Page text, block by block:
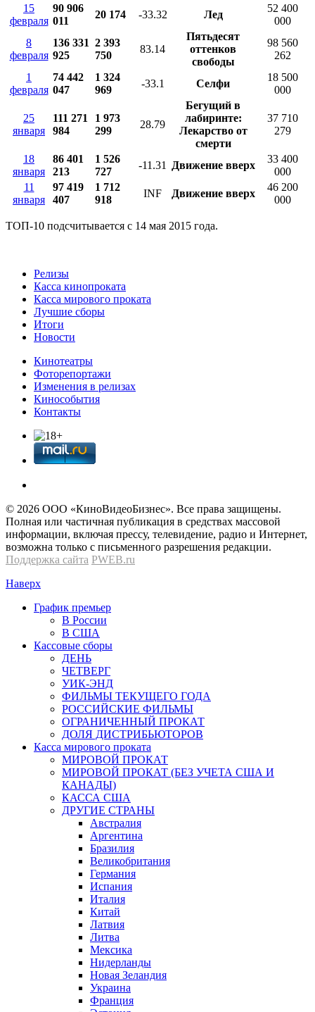
15
февраля
90 906
011
20 174 -33.32 Лед
52 400
000
8
февраля
136 331
925
2 393
750
83.14
Пятьдесят
оттенков
свободы
98 560
262
1
февраля
74 442
047
1 324
969
-33.1 Селфи
18 500
000
25
января
111 271
984
1 973
299
28.79
Бегущий в
лабиринте:
Лекарство от
смерти
37 710
279
18
января
86 401
213
1 526
727
-11.31 Движение вверх
33 400
000
11
января
97 419
407
1 712
918
INF Движение вверх
46 200
000
ТОП-10 подсчитывается с 14 мая 2015 года.
Релизы
Касса кинопроката
Касса мирового проката
Лучшие сборы
Итоги
Новости
Кинотеатры
Фоторепортажи
Изменения в релизах
Кинособытия
Контакты
© 2026 OOО «КиноВидеоБизнес». Все права защищены.
Полная или частичная публикация в средствах массовой
информации, включая прессу, телевидение, радио и Интернет,
возможна только с письменного разрешения редакции.
Поддержка сайта PWEB.ru
Наверх
График премьер
В России
В США
Кассовые сборы
ДЕНЬ
ЧЕТВЕРГ
УИК-ЭНД
ФИЛЬМЫ ТЕКУЩЕГО ГОДА
РОССИЙСКИЕ ФИЛЬМЫ
ОГРАНИЧЕННЫЙ ПРОКАТ
ДОЛЯ ДИСТРИБЬЮТОРОВ
Касса мирового проката
МИРОВОЙ ПРОКАТ
МИРОВОЙ ПРОКАТ (БЕЗ УЧЕТА США И
КАНАДЫ)
КАССА США
ДРУГИЕ СТРАНЫ
Австралия
Аргентина
Бразилия
Великобритания
Германия
Испания
Италия
Китай
Латвия
Литва
Мексика
Нидерланды
Новая Зеландия
Украина
Франция